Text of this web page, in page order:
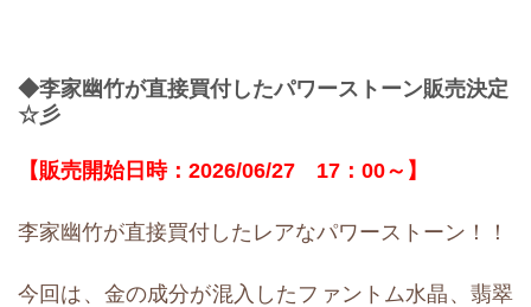
◆李家幽竹が直接買付したパワーストーン販売決定
☆彡
【販売開始日時：2026/06/27 17：00～】
李家幽竹が直接買付したレアなパワーストーン！！
今回は、金の成分が混入したファントム水晶、翡翠